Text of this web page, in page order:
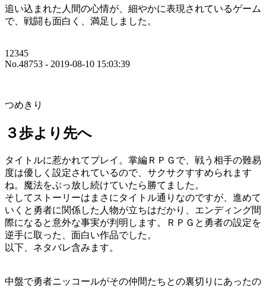
追い込まれた人間の心情が、細やかに表現されているゲーム
で、戦闘も面白く、満足しました。
12345
No.48753 - 2019-08-10 15:03:39
つめきり
３歩より先へ
タイトルに惹かれてプレイ。掌編ＲＰＧで、戦う相手の難易
度は優しく設定されているので、サクサクすすめられます
ね。魔法をぶっ放し続けていたら勝てました。
そしてストーリーはまさにタイトル通りなのですが、進めて
いくと勇者に関係した人物が立ちはだかり、エンディング間
際になると意外な事実が判明します。ＲＰＧと勇者の設定を
逆手に取った、面白い作品でした。
以下、ネタバレ含みます。
中盤で勇者ニッコールがその仲間たちとの裏切りにあったの